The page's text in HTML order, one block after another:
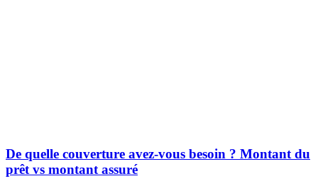
De quelle couverture avez-vous besoin ? Montant du
prêt vs montant assuré